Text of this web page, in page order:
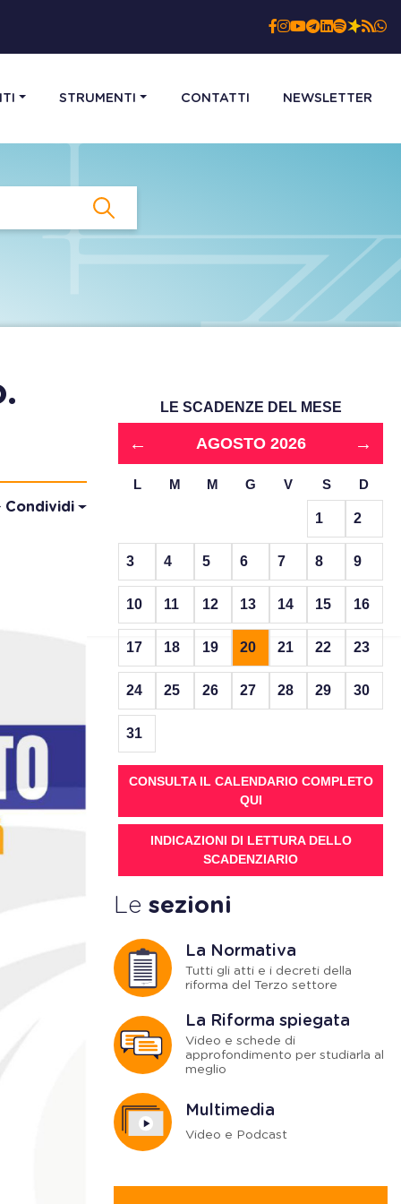
STRUMENTI CONTATTI NEWSLETTER
Condividi
LE SCADENZE DEL MESE
← AGOSTO 2026 →
L M M G V S D
1 2
3 4 5 6 7 8 9
10 11 12 13 14 15 16
17 18 19 20 21 22 23
24 25 26 27 28 29 30
31
CONSULTA IL CALENDARIO COMPLETO
QUI
INDICAZIONI DI LETTURA DELLO
SCADENZIARIO
Le sezioni
La Normativa
Tutti gli atti e i decreti della
riforma del Terzo settore
La Riforma spiegata
Video e schede di
approfondimento per studiarla al
meglio
Multimedia
Video e Podcast